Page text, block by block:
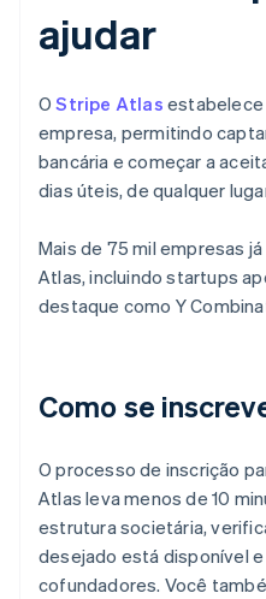
ajudar
OStripe Atlas estabelece
empresa, permitindo
bancária e começar a
dias úteis, de qualquer
Mais de 75 mil empresas
Atlas, incluindo startups
destaque como Y
Como se
O processo de inscrição
Atlas leva menos de 10
estrutura societária,
desejado está disponível
cofundadores. Você